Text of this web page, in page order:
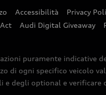
Accessibilità Privacy
Audi Digital Giveaway
puramente indicative
di ogni specifico veicolo
degli optional e